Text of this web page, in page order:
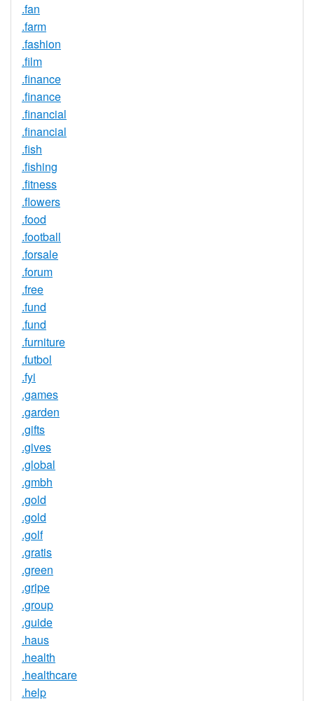
.fan
.farm
.fashion
.film
.finance
.finance
.financial
.financial
.fish
.fishing
.fitness
.flowers
.food
.football
.forsale
.forum
.free
.fund
.fund
.furniture
.futbol
.fyi
.games
.garden
.gifts
.gives
.global
.gmbh
.gold
.gold
.golf
.gratis
.green
.gripe
.group
.guide
.haus
.health
.healthcare
.help